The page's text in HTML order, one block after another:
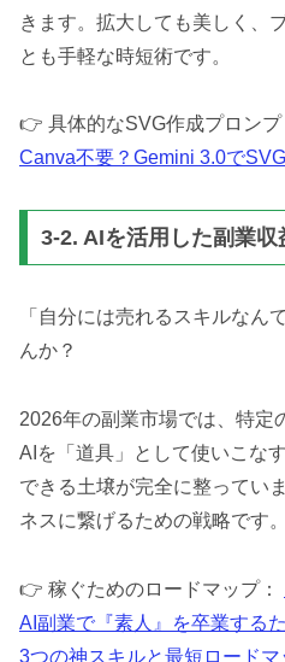
きます。拡大しても美しく、
とも手軽な時短術です。
👉 具体的なSVG作成プロンプ
Canva不要？Gemini 3.0で
3-2. AIを活用した副業収
「自分には売れるスキルなん
んか？
2026年の副業市場では、特定
AIを「道具」として使いこな
できる土壌が完全に整ってい
ネスに繋げるための戦略です。
👉 稼ぐためのロードマップ：
AI副業で『素人』を卒業する
3つの神スキルと最短ロードマ